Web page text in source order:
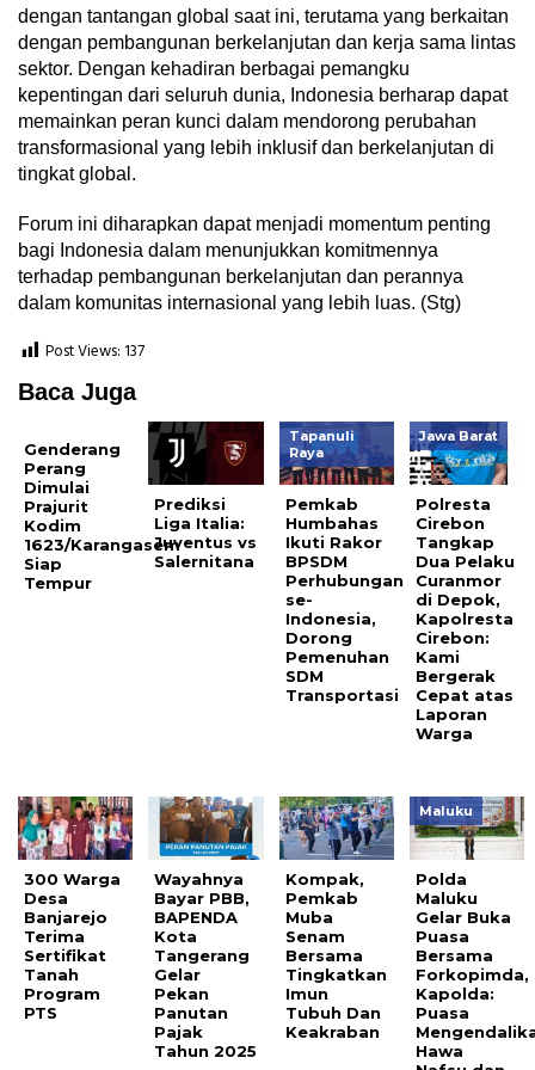
dengan tantangan global saat ini, terutama yang berkaitan
dengan pembangunan berkelanjutan dan kerja sama lintas
sektor. Dengan kehadiran berbagai pemangku
kepentingan dari seluruh dunia, Indonesia berharap dapat
memainkan peran kunci dalam mendorong perubahan
transformasional yang lebih inklusif dan berkelanjutan di
tingkat global.
Forum ini diharapkan dapat menjadi momentum penting
bagi Indonesia dalam menunjukkan komitmennya
terhadap pembangunan berkelanjutan dan perannya
dalam komunitas internasional yang lebih luas. (Stg)
Post Views: 137
Baca Juga
Genderang
Perang
Dimulai
Prajurit
Kodim
1623/Karangasem
Siap
Tempur
Prediksi
Liga Italia:
Juventus vs
Salernitana
Tapanuli
Raya
Pemkab
Humbahas
Ikuti Rakor
BPSDM
Perhubungan
se-
Indonesia,
Dorong
Pemenuhan
SDM
Transportasi
Jawa Barat
Polresta
Cirebon
Tangkap
Dua Pelaku
Curanmor
di Depok,
Kapolresta
Cirebon:
Kami
Bergerak
Cepat atas
Laporan
Warga
300 Warga
Desa
Banjarejo
Terima
Sertifikat
Tanah
Program
PTS
Wayahnya
Bayar PBB,
BAPENDA
Kota
Tangerang
Gelar
Pekan
Panutan
Pajak
Tahun 2025
Kompak,
Pemkab
Muba
Senam
Bersama
Tingkatkan
Imun
Tubuh Dan
Keakraban
Maluku
Polda
Maluku
Gelar Buka
Puasa
Bersama
Forkopimda,
Kapolda:
Puasa
Hawa